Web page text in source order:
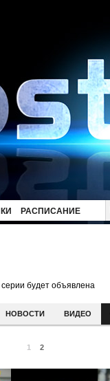
РАСПИСАНИЕ
будет объявлена
НОВОСТИ ВИДЕО
1 2